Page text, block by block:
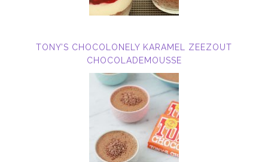
TONY’S CHOCOLONELY KARAMEL ZEEZOUT
CHOCOLADEMOUSSE